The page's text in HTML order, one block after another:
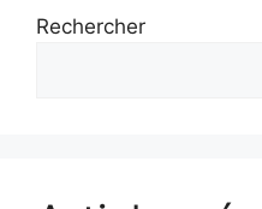
Rechercher